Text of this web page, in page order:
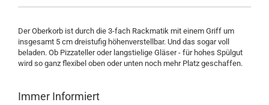
Der Oberkorb ist durch die 3-fach Rackmatik mit einem Griff um
insgesamt 5 cm dreistufig höhenverstellbar. Und das sogar voll
beladen. Ob Pizzateller oder langstielige Gläser - für hohes Spülgut
wird so ganz flexibel oben oder unten noch mehr Platz geschaffen.
Immer Informiert